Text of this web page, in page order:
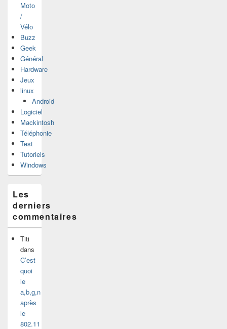
Moto
/
Vélo
Buzz
Geek
Général
Hardware
Jeux
linux
Android
Logiciel
Mackintosh
Téléphonie
Test
Tutoriels
Windows
Les
derniers
commentaires
Titi
dans
C’est
quoi
le
a,b,g,n
après
le
802.11